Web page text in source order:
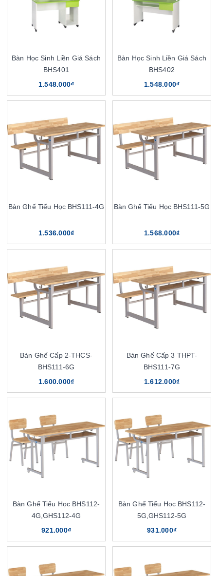
Bàn Học Sinh Liền Giá Sách
BHS401
1.548.000₫
Bàn Học Sinh Liền Giá Sách
BHS402
1.548.000₫
Bàn Ghế Tiểu Học BHS111-4G
1.536.000₫
Bàn Ghế Tiểu Học BHS111-5G
1.568.000₫
Bàn Ghế Cấp 2-THCS-
BHS111-6G
1.600.000₫
Bàn Ghế Cấp 3 THPT-
BHS111-7G
1.612.000₫
Bàn Ghế Tiểu Học BHS112-
4G,GHS112-4G
921.000₫
Bàn Ghế Tiểu Học BHS112-
5G,GHS112-5G
931.000₫